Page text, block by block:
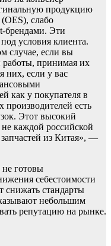
продукцию
слабо
брендами. Эти
условия клиента.
случае, если вы
работы, принимая их
них, если у вас
как у покупателя в
есть
Этот высокий
каждой российской
из Китая», —
готовы
себестоимости
снижать стандарты
небольшим
репутацию на рынке.